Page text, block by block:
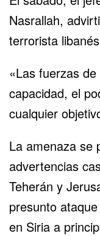
Nasrallah,
terrorista
«Las fuerzas
capacidad, el
cualquier
La amenaza se
advertencias
Teherán y
presunto
en Siria a